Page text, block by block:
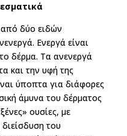
από δύο ειδών
Ενεργά είναι
δέρμα. Τα ανενεργά
και την υφή της
ύποπτα για διάφορες
άμυνα του δέρματος
ουσίες, με
του